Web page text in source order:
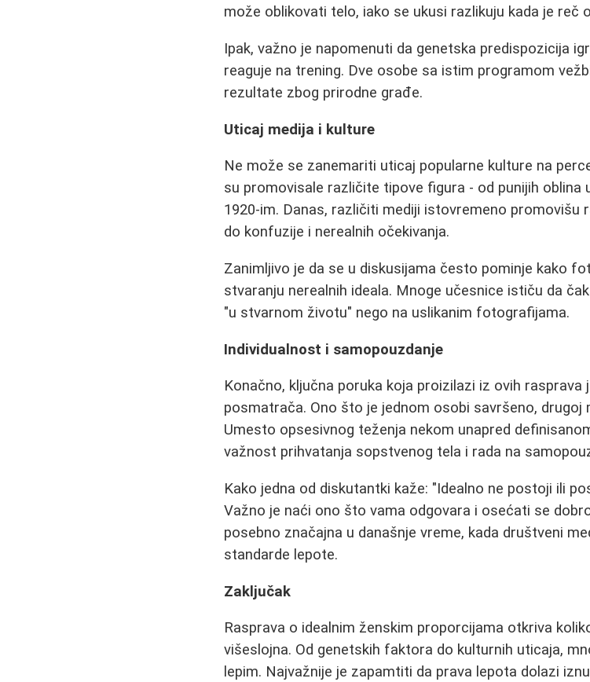
može oblikovati telo, iako se ukusi razlikuju kada je reč
Ipak, važno je napomenuti da genetska predispozicija
reaguje na trening. Dve osobe sa istim programom
rezultate zbog prirodne građe.
Uticaj medija i kulture
Ne može se zanemariti uticaj popularne kulture na
su promovisale različite tipove figura - od punijih oblina
1920-im. Danas, različiti mediji istovremeno
do konfuzije i nerealnih očekivanja.
Zanimljivo je da se u diskusijama često pominje kako
stvaranju nerealnih ideala. Mnoge učesnice ističu da
"u stvarnom životu" nego na uslikanim fotografijama.
Individualnost i samopouzdanje
Konačno, ključna poruka koja proizilazi iz ovih
posmatrača. Ono što je jednom osobi savršeno, drugoj
Umesto opsesivnog teženja nekom unapred
važnost prihvatanja sopstvenog tela i rada na
Kako jedna od diskutantki kaže: "Idealno ne postoji ili
Važno je naći ono što vama odgovara i osećati se
posebno značajna u današnje vreme, kada društveni
standarde lepote.
Zaključak
Rasprava o idealnim ženskim proporcijama otkriva
višeslojna. Od genetskih faktora do kulturnih uticaja,
lepim. Najvažnije je zapamtiti da prava lepota dolazi